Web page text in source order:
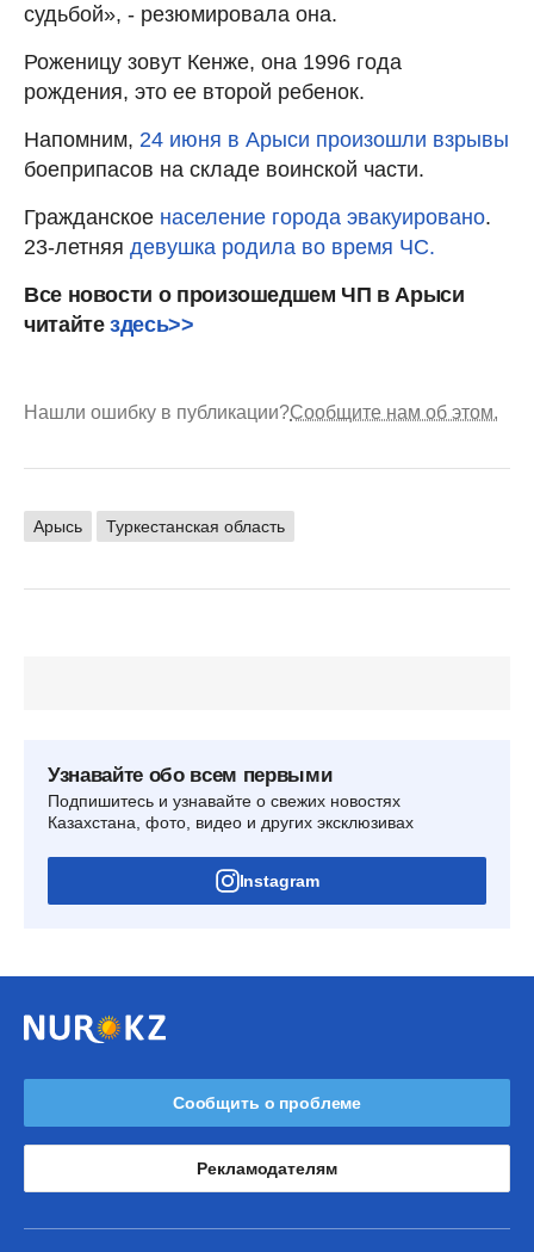
судьбой», - резюмировала она.
Роженицу зовут Кенже, она 1996 года
рождения, это ее второй ребенок.
Напомним, 24 июня в Арыси произошли взрывы
боеприпасов на складе воинской части.
Гражданское население города эвакуировано.
23-летняя девушка родила во время ЧС.
Все новости о произошедшем ЧП в Арыси
читайтездесь>>
Нашли ошибку в публикации?Сообщите нам об этом.
Арысь Туркестанская область
Узнавайте обо всем первыми
Подпишитесь и узнавайте о свежих новостях
Казахстана, фото, видео и других эксклюзивах
Instagram
Сообщить о проблеме
Рекламодателям